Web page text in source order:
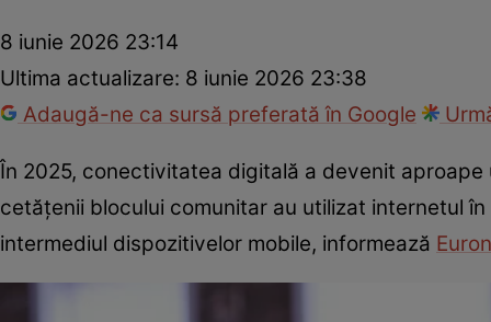
8 iunie 2026 23:14
Ultima actualizare: 8 iunie 2026 23:38
Adaugă-ne ca sursă preferată în Google
În 2025, conectivitatea digitală a devenit
cetățenii blocului comunitar au utilizat internetul
intermediul dispozitivelor mobile, informează